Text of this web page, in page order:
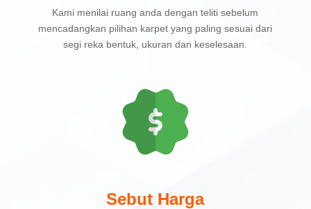
Kami menilai ruang anda dengan teliti sebelum
mencadangkan pilihan karpet yang paling sesuai dari
segi reka bentuk, ukuran dan keselesaan.
Sebut Harga